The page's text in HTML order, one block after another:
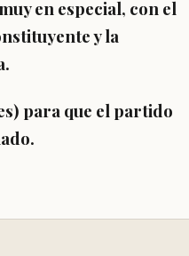
en especial, con el
y la
para que el partido